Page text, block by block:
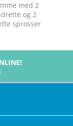
med 2
og 2
sprosser